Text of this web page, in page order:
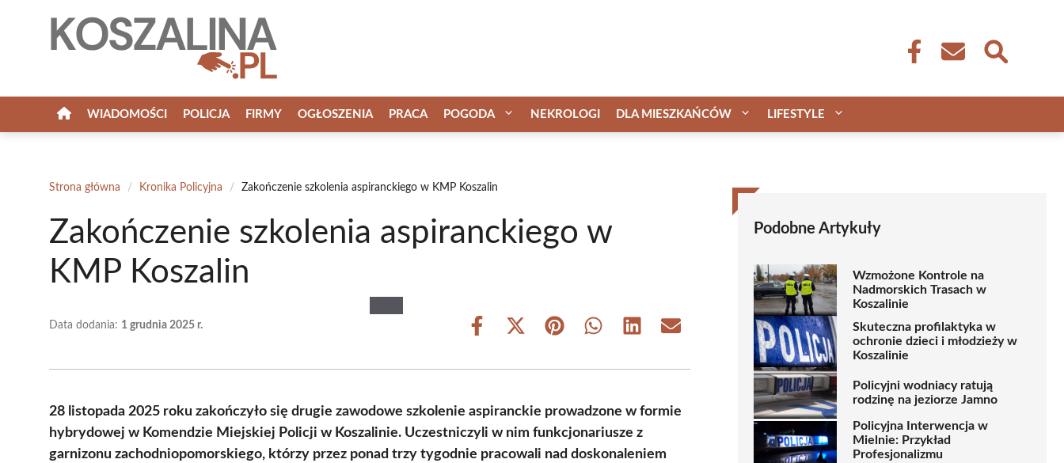
WIADOMOŚCI POLICJA FIRMY OGŁOSZENIA PRACA POGODA NEKROLOGI DLA MIESZKAŃCÓW LIFESTYLE
Strona główna / Kronika Policyjna / Zakończenie szkolenia aspiranckiego w KMP Koszalin
Zakończenie szkolenia aspiranckiego w
KMP Koszalin
Data dodania: 1 grudnia 2025 r.
Share
Share
(Twitter)
Share Share Share Share
28 listopada 2025 roku zakończyło się drugie zawodowe szkolenie aspiranckie prowadzone w formie
hybrydowej w Komendzie Miejskiej Policji w Koszalinie. Uczestniczyli w nim funkcjonariusze z
garnizonu zachodniopomorskiego, którzy przez ponad trzy tygodnie pracowali nad doskonaleniem
Podobne Artykuły
Wzmożone Kontrole na
Nadmorskich Trasach w
Koszalinie
Skuteczna profilaktyka w
ochronie dzieci i młodzieży w
Koszalinie
Policyjni wodniacy ratują
rodzinę na jeziorze Jamno
Policyjna Interwencja w
Mielnie: Przykład
Profesjonalizmu